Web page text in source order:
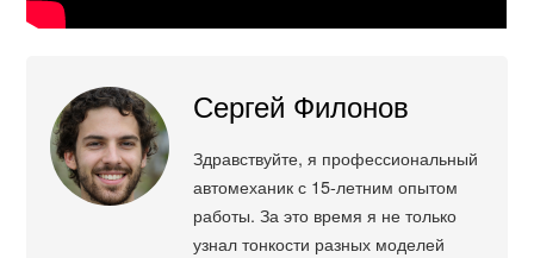
Сергей Филонов
Здравствуйте, я профессиональный
автомеханик с 15-летним опытом
работы. За это время я не только
узнал тонкости разных моделей